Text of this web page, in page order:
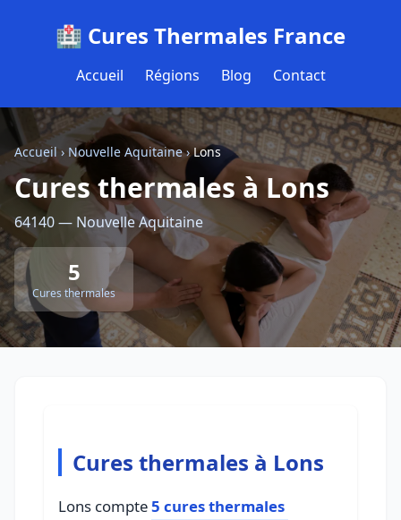
🏥 Cures Thermales France
Accueil Régions Blog Contact
Accueil› Nouvelle Aquitaine›Lons
Cures thermales à Lons
64140 — Nouvelle Aquitaine
5
Cures thermales
Cures thermales à Lons
Lons compte5 cures thermales